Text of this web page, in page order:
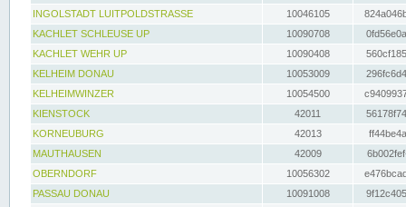
INGOLSTADT LUITPOLDSTRASSE
10046105
KACHLET SCHLEUSE UP
10090708
KACHLET WEHR UP
10090408
KELHEIM DONAU
10053009
KELHEIMWINZER
10054500
KIENSTOCK
42011
KORNEUBURG
42013
MAUTHAUSEN
42009
OBERNDORF
10056302
PASSAU DONAU
10091008